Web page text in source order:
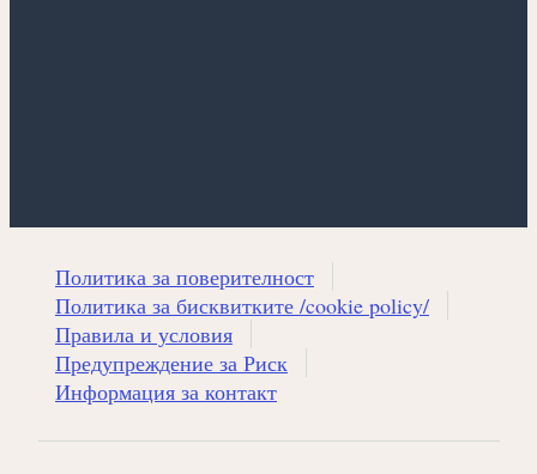
Политика за поверителност
Политика за бисквитките /cookie policy/
Правила и условия
Предупреждение за Риск
Информация за контакт